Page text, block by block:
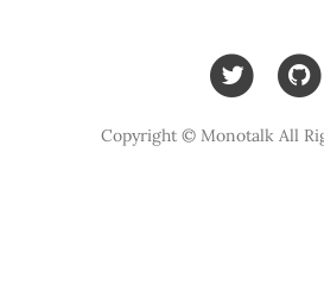
Copyright © Monotalk All